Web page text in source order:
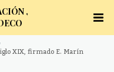
,
XIX, firmado E. Marín